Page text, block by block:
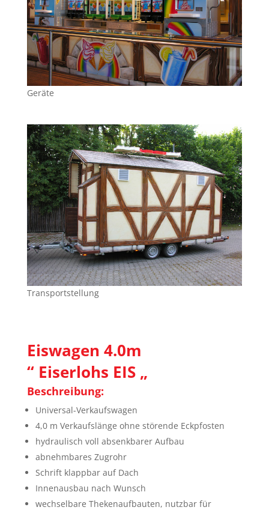
Geräte
Transportstellung
Eiswagen 4.0m
“ Eiserlohs EIS „
Beschreibung:
Universal-Verkaufswagen
4,0 m Verkaufslänge ohne störende Eckpfosten
hydraulisch voll absenkbarer Aufbau
abnehmbares Zugrohr
Schrift klappbar auf Dach
Innenausbau nach Wunsch
wechselbare Thekenaufbauten, nutzbar für